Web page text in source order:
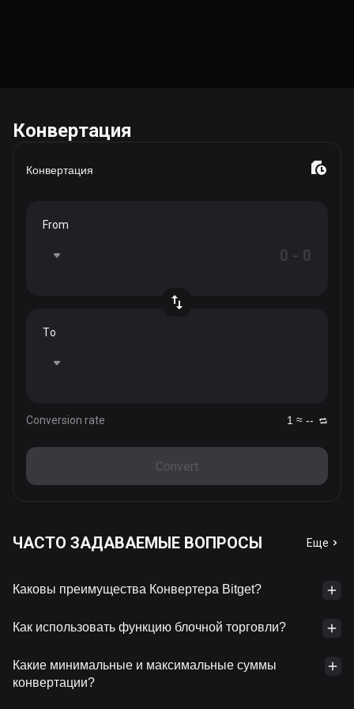
Конвертация
Конвертация
From
To
Conversion rate 1 ≈ --
Convert
ЧАСТО ЗАДАВАЕМЫЕ ВОПРОСЫ Еще
Каковы преимущества Конвертера Bitget?
Как использовать функцию блочной торговли?
Какие минимальные и максимальные суммы
конвертации?